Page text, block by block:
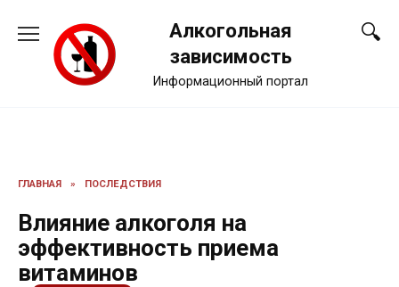
содержанию
Алкогольная
зависимость
Информационный портал
ГЛАВНАЯ » ПОСЛЕДСТВИЯ
Влияние алкоголя на
эффективность приема
витаминов